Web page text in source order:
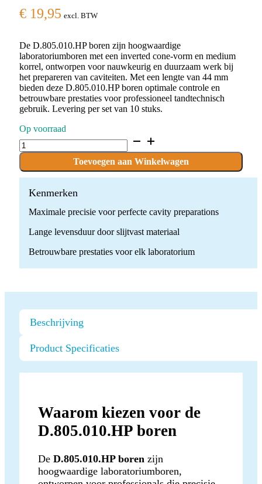
€ 19,95 excl. BTW
De D.805.010.HP boren zijn hoogwaardige
laboratoriumboren met een inverted cone-vorm en medium
korrel, ontworpen voor nauwkeurig en duurzaam werk bij
het prepareren van caviteiten. Met een lengte van 44 mm
bieden deze D.805.010.HP boren optimale controle en
betrouwbare prestaties voor professioneel tandtechnisch
gebruik. Levering per set van 10 stuks.
Op voorraad
D.805.010.HP
x
boren
quantity
Toevoegen aan Winkelwagen
Kenmerken
Maximale precisie voor perfecte cavity preparations
Lange levensduur door slijtvast materiaal
Betrouwbare prestaties voor elk laboratorium
Beschrijving
Product Specificaties
Waarom kiezen voor de
D.805.010.HP boren
De D.805.010.HP boren zijn
hoogwaardige laboratoriumboren,